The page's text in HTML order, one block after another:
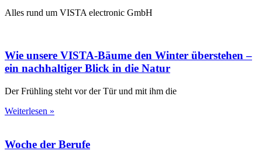
Alles rund um VISTA electronic GmbH
Wie unsere VISTA-Bäume den Winter überstehen –
ein nachhaltiger Blick in die Natur
Der Frühling steht vor der Tür und mit ihm die
Weiterlesen »
Woche der Berufe